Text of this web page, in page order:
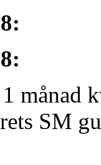
:
:
månad
SM